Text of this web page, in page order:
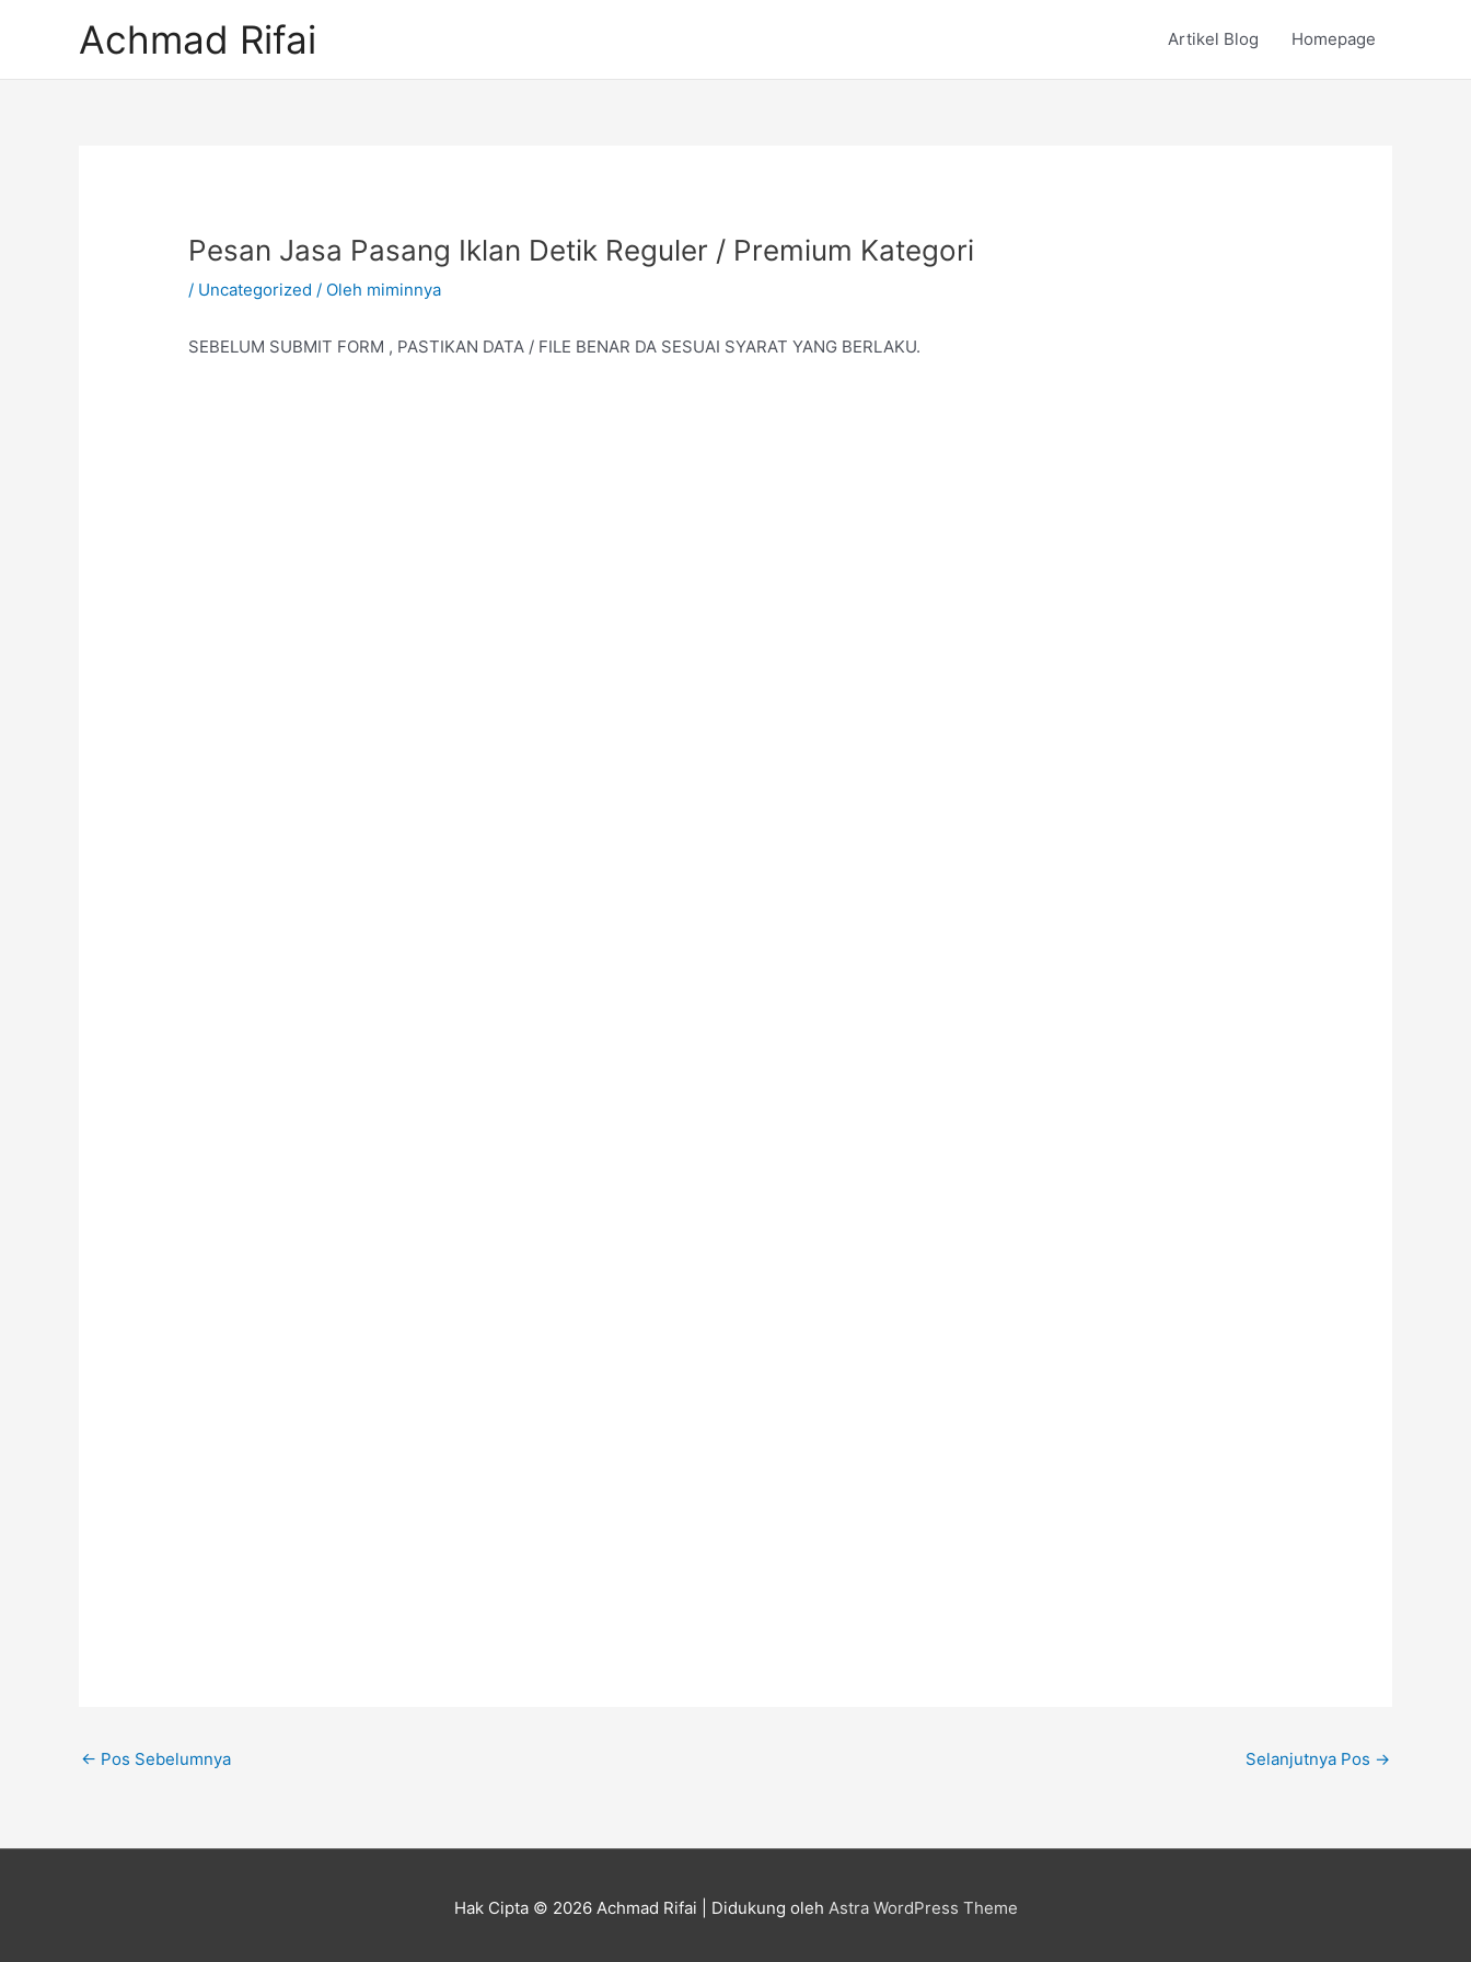
Achmad Rifai Artikel Blog Homepage
Pesan Jasa Pasang Iklan Detik Reguler / Premium Kategori
/ Uncategorized / Oleh miminnya
SEBELUM SUBMIT FORM , PASTIKAN DATA / FILE BENAR DA SESUAI SYARAT YANG BERLAKU.
← Pos Sebelumnya Selanjutnya Pos →
Hak Cipta © 2026 Achmad Rifai | Didukung oleh Astra WordPress Theme